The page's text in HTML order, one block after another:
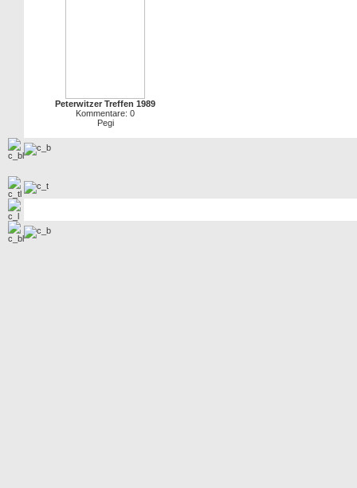
Peterwitzer Treffen 1989
Kommentare: 0
Pegi